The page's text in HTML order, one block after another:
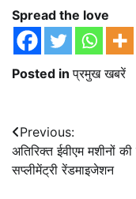
Spread the love
Posted inप्रमुख खबरें
Post
navigation
Previous:
अतिरिक्त ईवीएम मशीनों
सप्लीमेंट्री रेंडमाइजेशन